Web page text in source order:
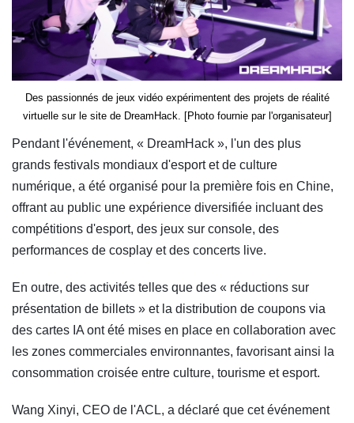
Des passionnés de jeux vidéo expérimentent des projets de réalité
virtuelle sur le site de DreamHack. [Photo fournie par l'organisateur]
Pendant l'événement, « DreamHack », l'un des plus
grands festivals mondiaux d'esport et de culture
numérique, a été organisé pour la première fois en Chine,
offrant au public une expérience diversifiée incluant des
compétitions d'esport, des jeux sur console, des
performances de cosplay et des concerts live.
En outre, des activités telles que des « réductions sur
présentation de billets » et la distribution de coupons via
des cartes IA ont été mises en place en collaboration avec
les zones commerciales environnantes, favorisant ainsi la
consommation croisée entre culture, tourisme et esport.
Wang Xinyi, CEO de l'ACL, a déclaré que cet événement